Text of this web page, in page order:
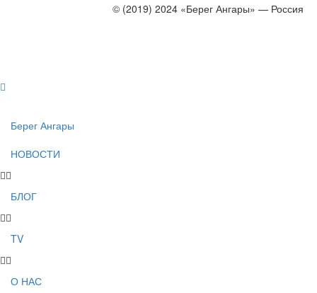
© (2019) 2024 «Берег Ангары» — Россия
Берег Ангары
НОВОСТИ
БЛОГ
TV
О НАС